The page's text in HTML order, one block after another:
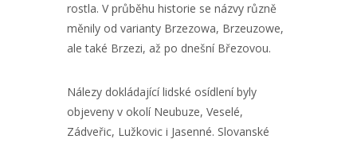
rostla. V průběhu historie se názvy různě
měnily od varianty Brzezowa, Brzeuzowe,
ale také Brzezi, až po dnešní Březovou.
Nálezy dokládající lidské osídlení byly
objeveny v okolí Neubuze, Veselé,
Zádveřic, Lužkovic i Jasenné. Slovanské